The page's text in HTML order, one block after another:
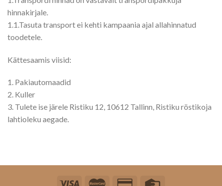
hinnakirjale.
1.1.Tasuta transport ei kehti kampaania ajal allahinnatud
toodetele.
Kättesaamis viisid:
1. Pakiautomaadid
2. Kuller
3. Tulete ise järele Ristiku 12, 10612 Tallinn, Ristiku röstikoja
lahtioleku aegade.